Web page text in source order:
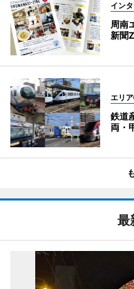
イン
周南
新聞
エリ
鉄道
両・
最